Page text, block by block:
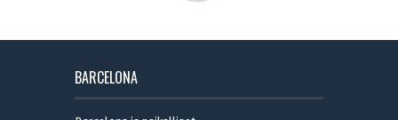
BARCELONA